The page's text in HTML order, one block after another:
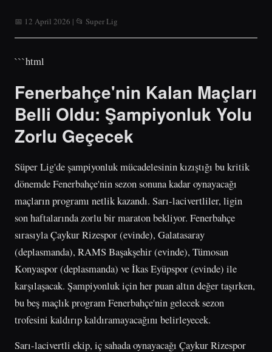
📅 12 April 2026 | 📂 Super Lig
```html
Fenerbahçe'nin Kalan Maçları
Belli Oldu: Şampiyonluk Yolu
Zorlu Geçecek
Süper Lig'de şampiyonluk mücadelesinin kızıştığı bu kritik
dönemde Fenerbahçe'nin sezon sonuna kadar oynayacağı
maçların programı netlik kazandı. Sarı-lacivertliler, ligin
son haftalarında zorlu bir maraton bekliyor. Fenerbahçe
sırasıyla Çaykur Rizespor (evinde), Galatasaray
(deplasmanda), RAMS Başakşehir (evinde), Tümosan
Konyaspor (deplasmanda) ve İkas Eyüpspor (evinde) ile
karşılaşacak. Şampiyonluk için her puan altın değer taşırken,
bu beş maçlık program Fenerbahçe'nin gelecek sezon
trofesini kaldırıp kaldıramayacağını belirleyecek.
Sarı-lacivertli ekip, iç sahada oynayacağı Çaykur Rizespor